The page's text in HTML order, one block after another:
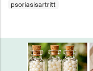
psoriasisartritt